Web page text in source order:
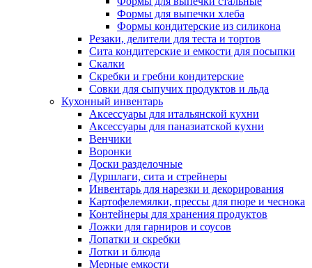
Формы для выпечки хлеба
Формы кондитерские из силикона
Резаки, делители для теста и тортов
Сита кондитерские и емкости для посыпки
Скалки
Скребки и гребни кондитерские
Совки для сыпучих продуктов и льда
Кухонный инвентарь
Аксессуары для итальянской кухни
Аксессуары для паназиатской кухни
Венчики
Воронки
Доски разделочные
Дуршлаги, сита и стрейнеры
Инвентарь для нарезки и декорирования
Картофелемялки, прессы для пюре и чеснока
Контейнеры для хранения продуктов
Ложки для гарниров и соусов
Лопатки и скребки
Лотки и блюда
Мерные емкости